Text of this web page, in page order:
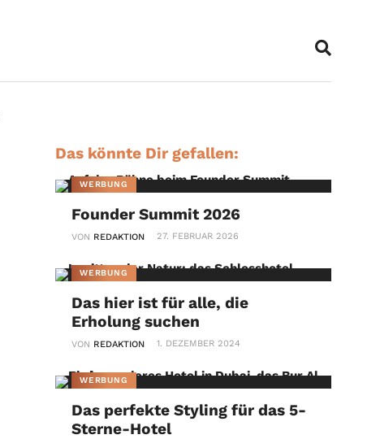
Das könnte Dir gefallen:
WERBUNG
Founder Summit 2026
VON REDAKTION 27. FEBRUAR 2026
WERBUNG
Das hier ist für alle, die
Erholung suchen
VON REDAKTION 1. DEZEMBER 2024
WERBUNG
Das perfekte Styling für das 5-
Sterne-Hotel